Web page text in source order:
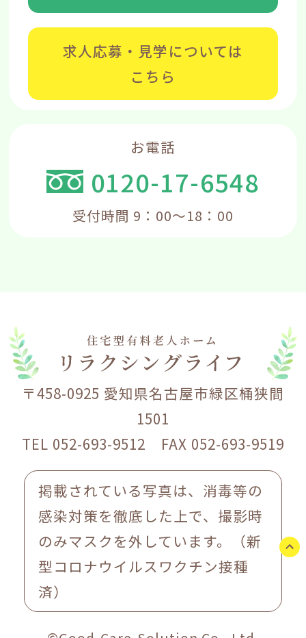
お電話
0120-17-6548
受付時間 9：00～18：00
求人応募・見学については
こちら
〒458-0925 愛知県名古屋市緑区桶狭間
1501
TEL 052-693-9512 FAX 052-693-9519
掲載されている写真は、消毒等の
感染対策を徹底した上で、撮影時
のみマスクを外しています。（新
型コロナウイルスワクチン接種
済）